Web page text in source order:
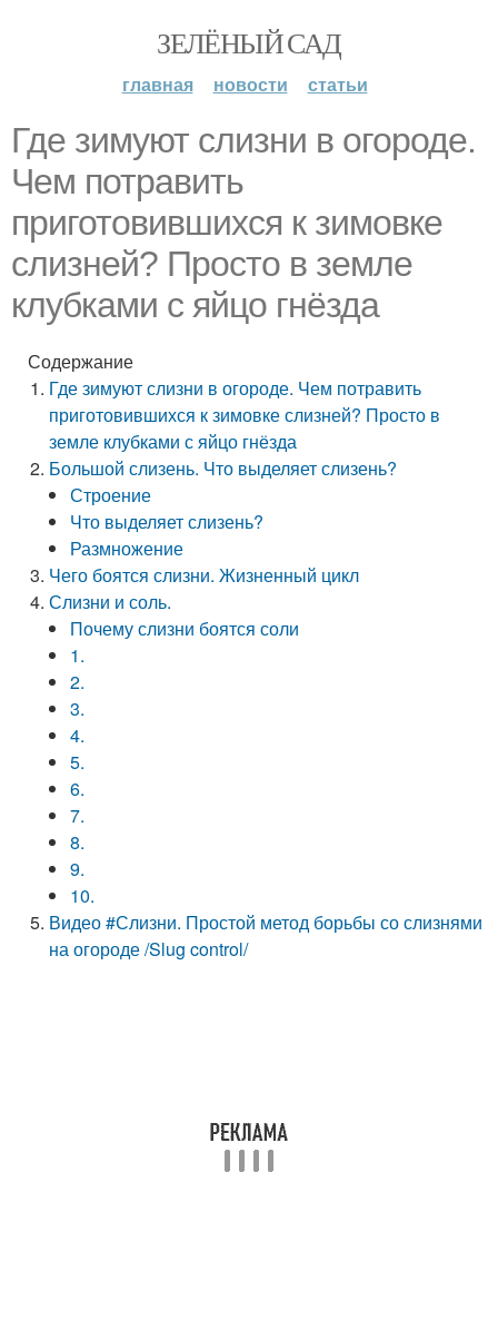
ЗЕЛЁНЫЙ САД
главная новости статьи
Где зимуют слизни в огороде.
Чем потравить
приготовившихся к зимовке
слизней? Просто в земле
клубками с яйцо гнёзда
Содержание
Где зимуют слизни в огороде. Чем потравить
приготовившихся к зимовке слизней? Просто в
земле клубками с яйцо гнёзда
Большой слизень. Что выделяет слизень?
Строение
Что выделяет слизень?
Размножение
Чего боятся слизни. Жизненный цикл
Слизни и соль.
Почему слизни боятся соли
1.
2.
3.
4.
5.
6.
7.
8.
9.
10.
Видео #Слизни. Простой метод борьбы со слизнями
на огороде /Slug control/